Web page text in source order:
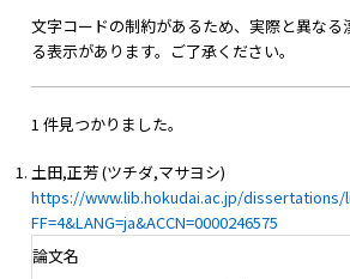
文字コードの制約があるため、実際と異なる
る表示があります。ご了承ください。
1 件見つかりました。
土田,正芳 (ツチダ,マサヨシ)
https://www.lib.hokudai.ac.jp/dissertations/
FF=4&LANG=ja&ACCN=0000246575
論文名